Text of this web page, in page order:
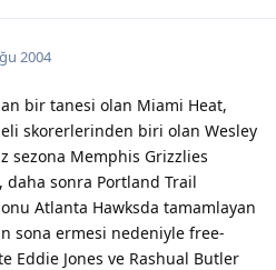
2004
bir tanesi olan Miami Heat,
skorerlerinden biri olan Wesley
sezona Memphis Grizzlies
daha sonra Portland Trail
Atlanta Hawksda tamamlayan
sona ermesi nedeniyle free-
Eddie Jones ve Rashual Butler